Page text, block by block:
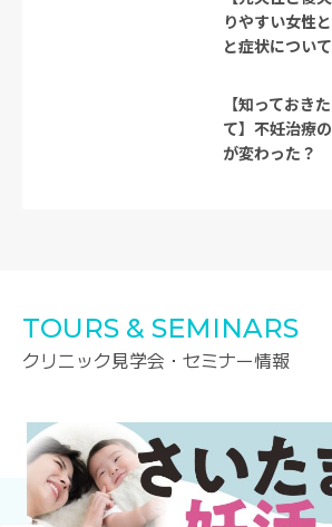
りやすい女性
と症状について
【知っておき
て】不妊治療
が変わった？
TOURS & SEMINARS
クリニック見学会・セミナー情報